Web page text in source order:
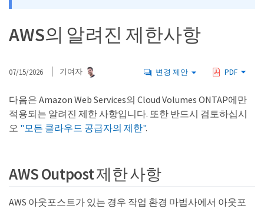
AWS의 알려진 제한사항
07/15/2026 기여자 변경 제안 PDF
다음은 Amazon Web Services의 Cloud Volumes ONTAP에만
적용되는 알려진 제한 사항입니다. 또한 반드시 검토하십시
오 "모든 클라우드 공급자의 제한".
AWS Outpost 제한 사항
AWS 아웃포스트가 있는 경우 작업 환경 마법사에서 아웃포